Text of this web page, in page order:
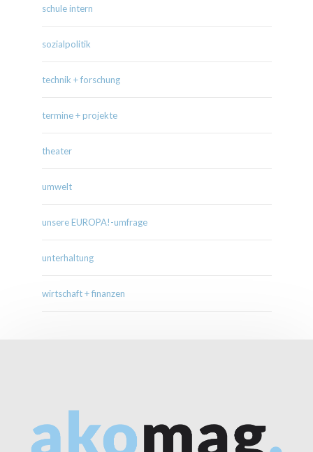
schule intern
sozialpolitik
technik + forschung
termine + projekte
theater
umwelt
unsere EUROPA!-umfrage
unterhaltung
wirtschaft + finanzen